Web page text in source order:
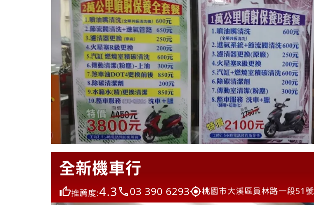
全新機車行
推薦度:4.3 03 390 6293 桃園市大溪區員林路一段51號